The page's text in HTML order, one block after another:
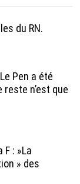
du RN.
Pen a été
n’est que
: »La
» des